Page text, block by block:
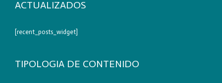
ACTUALIZADOS
[recent_posts_widget]
TIPOLOGIA DE CONTENIDO